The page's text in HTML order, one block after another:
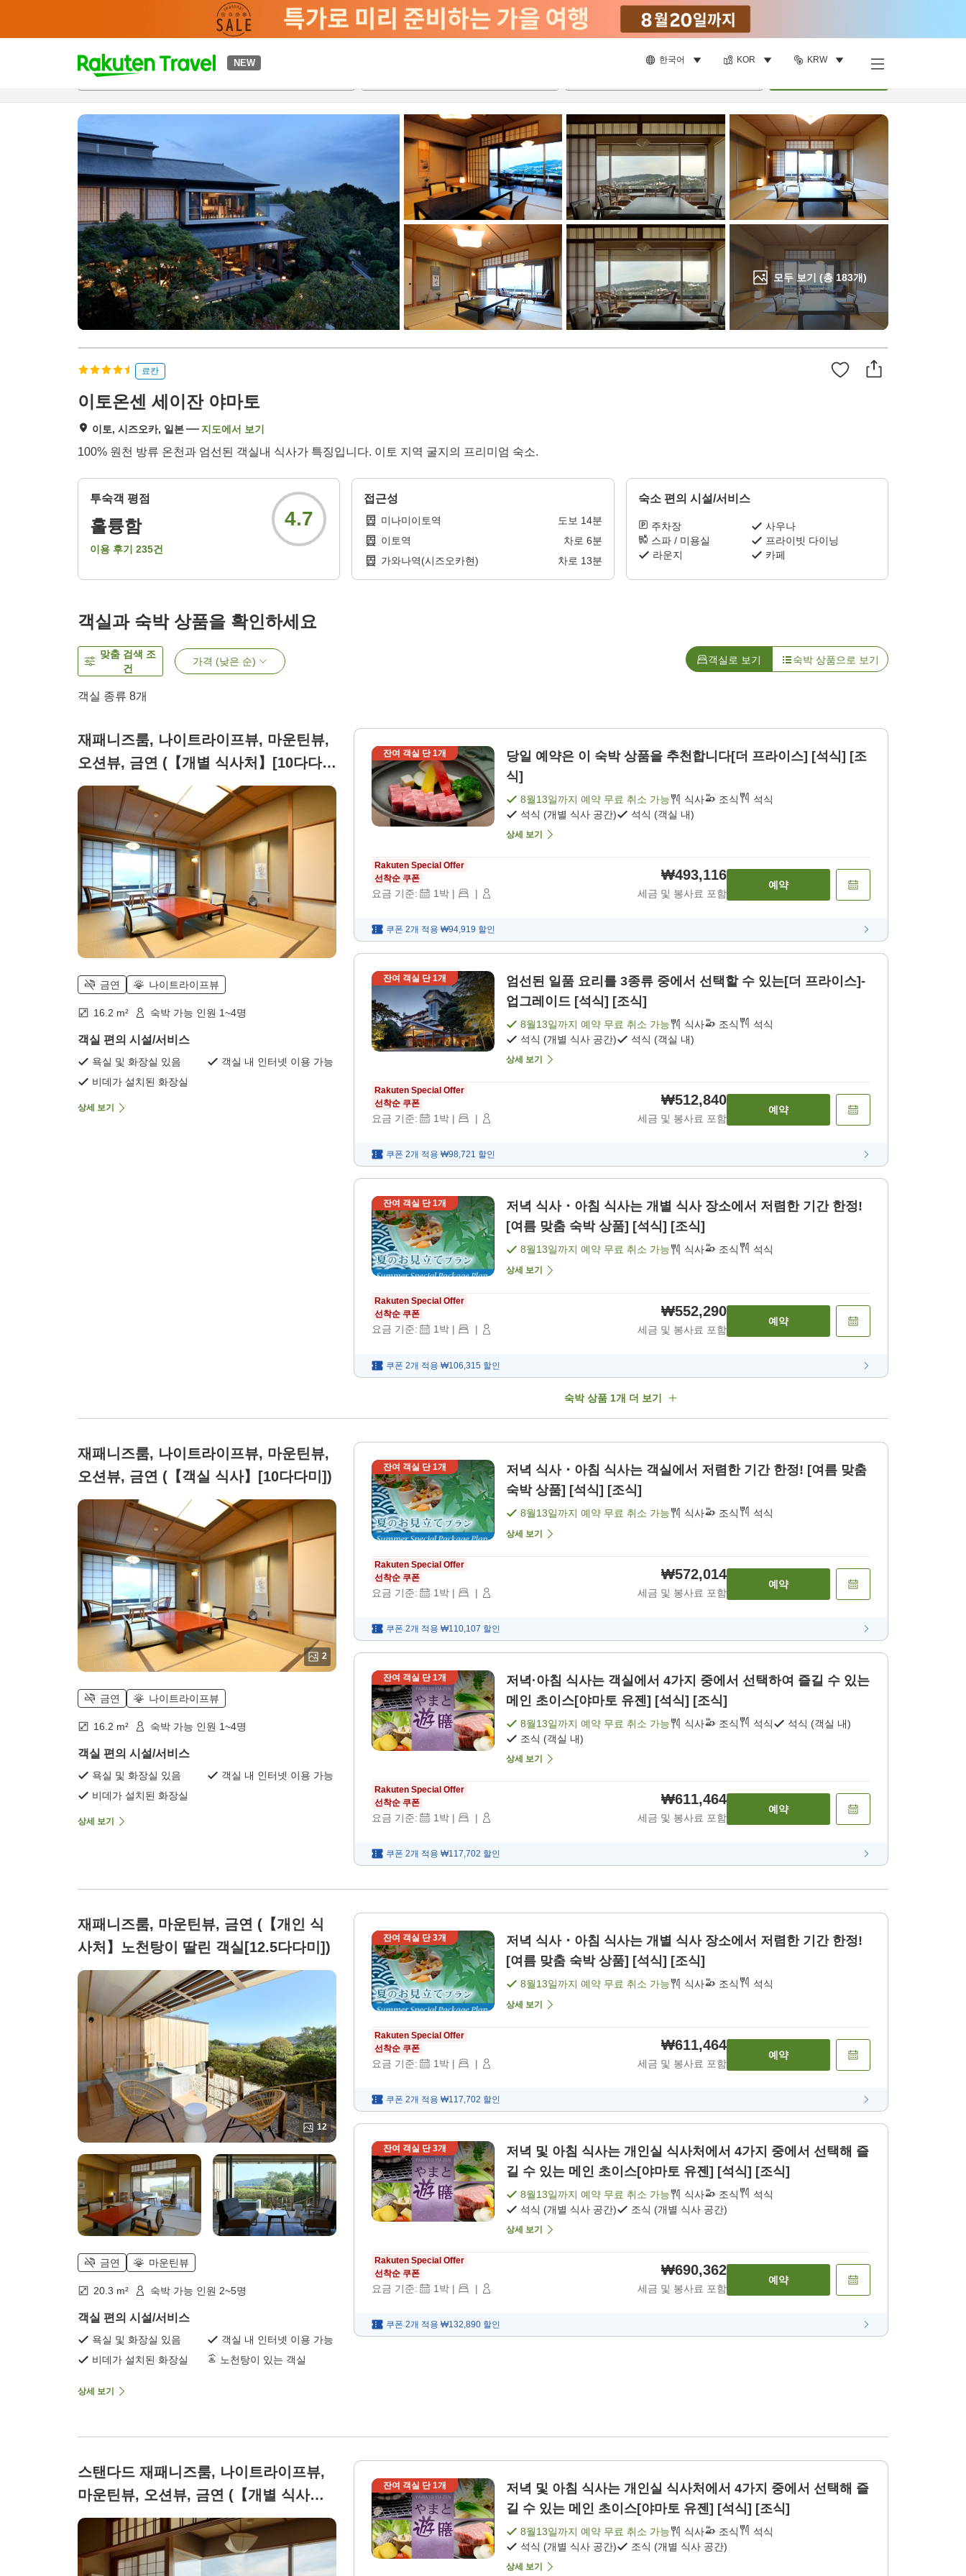
NEW 한국어 KOR KRW
t
p
a
g
_
s
e
r
c
h
모두 보기 (총 183개)
개요객실 & 숙박 상품이용 후기 편의 시설/서비스
료칸
이토온센 세이잔 야마토
이토, 시즈오카, 일본 지도에서 보기
100% 원천 방류 온천과 엄선된 객실내 식사가 특징입니다. 이토 지역 굴지의 프리미엄 숙소.
투숙객 평점
훌륭함
이용 후기 235건
4.7
접근성
미나미이토역 도보 14분
이토역
차로 6분
가와나역(시즈오카현)
차로 13분
숙소 편의 시설/서비스
주차장
사우나
스파 / 미용실
프라이빗 다이닝
라운지
카페
객실과 숙박 상품을 확인하세요
맞춤 검색 조
건
가격 (낮은 순) 객실로 보기 숙박 상품으로 보기
객실 종류 8개
재패니즈룸, 나이트라이프뷰, 마운틴뷰,
오션뷰, 금연 (【개별 식사처】[10다다
미])
금연 나이트라이프뷰
16.2 m² 숙박 가능 인원 1~4명
객실 편의 시설/서비스
욕실 및 화장실 있음
객실 내 인터넷 이용 가능
비데가 설치된 화장실
상세 보기
잔여 객실 단1개
당일 예약은 이 숙박 상품을 추천합니다[더 프라이스] [석식] [조
식]
8월13일까지 예약 무료 취소 가능 식사 조식
석식
석식 (개별 식사 공간)
석식 (객실 내)
상세 보기
Rakuten Special Offer
선착순 쿠폰
요금 기준: 1박 | |
₩493,116
세금 및 봉사료 포함
예약
쿠폰 2개 적용 ₩94,919 할인
잔여 객실 단1개
엄선된 일품 요리를 3종류 중에서 선택할 수 있는[더 프라이스]-
업그레이드 [석식] [조식]
8월13일까지 예약 무료 취소 가능 식사 조식
석식
석식 (개별 식사 공간)
석식 (객실 내)
상세 보기
Rakuten Special Offer
선착순 쿠폰
요금 기준: 1박 | |
₩512,840
세금 및 봉사료 포함
예약
쿠폰 2개 적용 ₩98,721 할인
잔여 객실 단1개
저녁 식사・아침 식사는 개별 식사 장소에서 저렴한 기간 한정!
[여름 맞춤 숙박 상품] [석식] [조식]
8월13일까지 예약 무료 취소 가능 식사 조식 석식
상세 보기
Rakuten Special Offer
선착순 쿠폰
요금 기준: 1박 | |
₩552,290
세금 및 봉사료 포함
예약
쿠폰 2개 적용 ₩106,315 할인
숙박 상품 1개 더 보기
재패니즈룸, 나이트라이프뷰, 마운틴뷰,
오션뷰, 금연 (【객실 식사】[10다다미])
2
금연 나이트라이프뷰
16.2 m² 숙박 가능 인원 1~4명
객실 편의 시설/서비스
욕실 및 화장실 있음
객실 내 인터넷 이용 가능
비데가 설치된 화장실
상세 보기
잔여 객실 단1개
저녁 식사・아침 식사는 객실에서 저렴한 기간 한정! [여름 맞춤
숙박 상품] [석식] [조식]
8월13일까지 예약 무료 취소 가능 식사 조식 석식
상세 보기
Rakuten Special Offer
선착순 쿠폰
요금 기준: 1 박 | |
₩572,014
세금 및 봉사료 포함
예약
쿠폰 2개 적용 ₩110,107 할인
잔여 객실 단1개
저녁·아침 식사는 객실에서 4가지 중에서 선택하여 즐길 수 있는
메인 초이스[야마토 유젠] [석식] [조식]
8월13일까지 예약 무료 취소 가능 식사 조식 석식
석식 (객실 내)
조식 (객실 내)
상세 보기
Rakuten Special Offer
선착순 쿠폰
요금 기준: 1 박 | |
₩611,464
세금 및 봉사료 포함
예약
쿠폰 2개 적용 ₩117,702 할인
재패니즈룸, 마운틴뷰, 금연 (【개인 식
사처】노천탕이 딸린 객실[12.5다다미])
12
금연 마운틴뷰
20.3 m² 숙박 가능 인원 2~5명
객실 편의 시설/서비스
욕실 및 화장실 있음
객실 내 인터넷 이용 가능
비데가 설치된 화장실
노천탕이 있는 객실
상세 보기
잔여 객실 단3개
저녁 식사・아침 식사는 개별 식사 장소에서 저렴한 기간 한정!
[여름 맞춤 숙박 상품] [석식] [조식]
8월13일까지 예약 무료 취소 가능 식사 조식 석식
상세 보기
Rakuten Special Offer
선착순 쿠폰
요금 기준: 1 박 | |
₩611,464
세금 및 봉사료 포함
예약
쿠폰 2개 적용 ₩117,702 할인
잔여 객실 단3개
저녁 및 아침 식사는 개인실 식사처에서 4가지 중에서 선택해 즐
길 수 있는 메인 초이스[야마토 유젠] [석식] [조식]
8월13일까지 예약 무료 취소 가능 식사 조식
석식
석식 (개별 식사 공간)
조식 (개별 식사 공간)
상세 보기
Rakuten Special Offer
선착순 쿠폰
요금 기준: 1 박 | |
₩690,362
세금 및 봉사료 포함
예약
쿠폰 2개 적용 ₩132,890 할인
스탠다드 재패니즈룸, 나이트라이프뷰,
마운틴뷰, 오션뷰, 금연 (【개별 식사
처】[12.5다다미])
잔여 객실 단1개
저녁 및 아침 식사는 개인실 식사처에서 4가지 중에서 선택해 즐
길 수 있는 메인 초이스[야마토 유젠] [석식] [조식]
8월13일까지 예약 무료 취소 가능 식사 조식
석식
석식 (개별 식사 공간)
조식 (개별 식사 공간)
상세 보기